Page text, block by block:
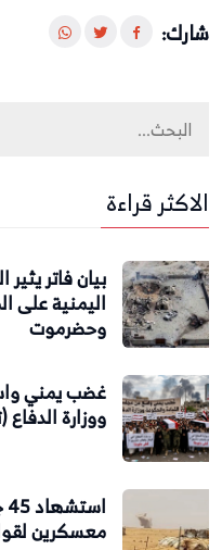
شارك:
الاكثر قراءة
بيان فاتر
اليمنية على
وحضرموت
غضب يمني
ووزارة
معسكرين